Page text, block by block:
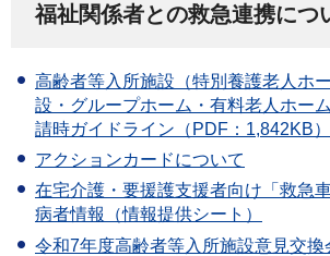
福祉関係者との救急連携につ
高齢者等入所施設（特別養護老人ホ
設・グループホーム・有料老人ホー
請時ガイドライン（PDF：1,842KB）
アクションカードについて
在宅介護・要援護支援者向け「救急
病者情報（情報提供シート）
令和7年度高齢者等入所施設意見交換